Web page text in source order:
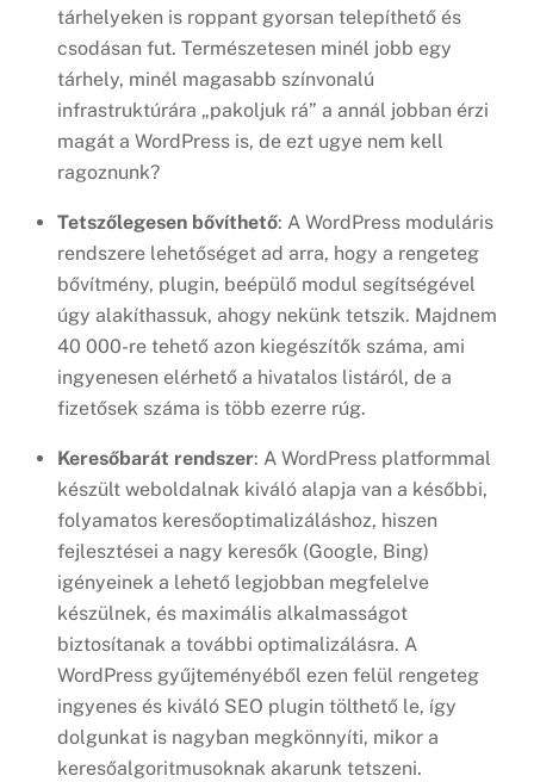
tárhelyeken is roppant gyorsan telepíthető és
csodásan fut. Természetesen minél jobb egy
tárhely, minél magasabb színvonalú
infrastruktúrára „pakoljuk rá” a annál jobban érzi
magát a WordPress is, de ezt ugye nem kell
ragoznunk?
Tetszőlegesen bővíthető: A WordPress moduláris
rendszere lehetőséget ad arra, hogy a rengeteg
bővítmény, plugin, beépülő modul segítségével
úgy alakíthassuk, ahogy nekünk tetszik. Majdnem
40 000-re tehető azon kiegészítők száma, ami
ingyenesen elérhető a hivatalos listáról, de a
fizetősek száma is több ezerre rúg.
Keresőbarát rendszer: A WordPress platformmal
készült weboldalnak kiváló alapja van a későbbi,
folyamatos keresőoptimalizáláshoz, hiszen
fejlesztései a nagy keresők (Google, Bing)
igényeinek a lehető legjobban megfelelve
készülnek, és maximális alkalmasságot
biztosítanak a további optimalizálásra. A
WordPress gyűjteményéből ezen felül rengeteg
ingyenes és kiváló SEO plugin tölthető le, így
dolgunkat is nagyban megkönnyíti, mikor a
keresőalgoritmusoknak akarunk tetszeni.